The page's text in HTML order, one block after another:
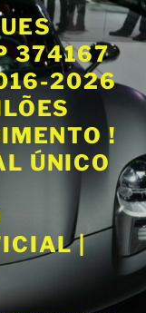
374167
2026
!
ÚNICO
|